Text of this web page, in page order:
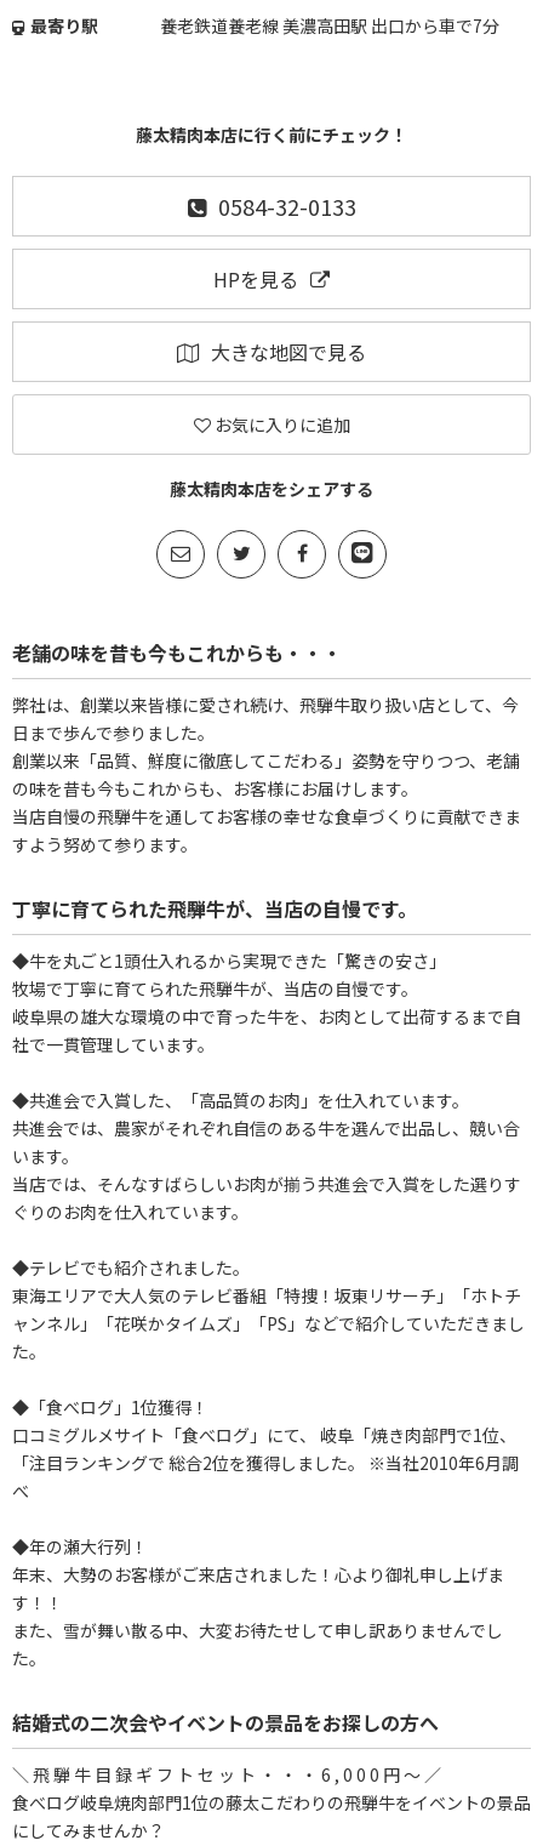
最寄り駅
養老鉄道養老線 美濃高田駅 出口から車で7分
藤太精肉本店に行く前にチェック！
0584-32-0133
HPを見る
大きな地図で見る
お気に入りに追加
藤太精肉本店をシェアする
老舗の味を昔も今もこれからも・・・
弊社は、創業以来皆様に愛され続け、飛騨牛取り扱い店として、今
日まで歩んで参りました。
創業以来「品質、鮮度に徹底してこだわる」姿勢を守りつつ、老舗
の味を昔も今もこれからも、お客様にお届けします。
当店自慢の飛騨牛を通してお客様の幸せな食卓づくりに貢献できま
すよう努めて参ります。
丁寧に育てられた飛騨牛が、当店の自慢です。
◆牛を丸ごと1頭仕入れるから実現できた「驚きの安さ」
牧場で丁寧に育てられた飛騨牛が、当店の自慢です。
岐阜県の雄大な環境の中で育った牛を、お肉として出荷するまで自
社で一貫管理しています。
◆共進会で入賞した、「高品質のお肉」を仕入れています。
共進会では、農家がそれぞれ自信のある牛を選んで出品し、競い合
います。
当店では、そんなすばらしいお肉が揃う共進会で入賞をした選りす
ぐりのお肉を仕入れています。
◆テレビでも紹介されました。
東海エリアで大人気のテレビ番組「特捜！坂東リサーチ」「ホトチ
ャンネル」「花咲かタイムズ」「PS」などで紹介していただきまし
た。
◆「食べログ」1位獲得！
口コミグルメサイト「食べログ」にて、 岐阜「焼き肉部門で1位、
「注目ランキングで 総合2位を獲得しました。 ※当社2010年6月調
べ
◆年の瀬大行列！
年末、大勢のお客様がご来店されました！心より御礼申し上げま
す！！
また、雪が舞い散る中、大変お待たせして申し訳ありませんでし
た。
結婚式の二次会やイベントの景品をお探しの方へ
＼ 飛 騨 牛 目 録 ギ フ ト セ ッ ト ・ ・ ・ 6 , 0 0 0 円 ～ ／
食べログ岐阜焼肉部門1位の藤太こだわりの飛騨牛をイベントの景品
にしてみませんか？